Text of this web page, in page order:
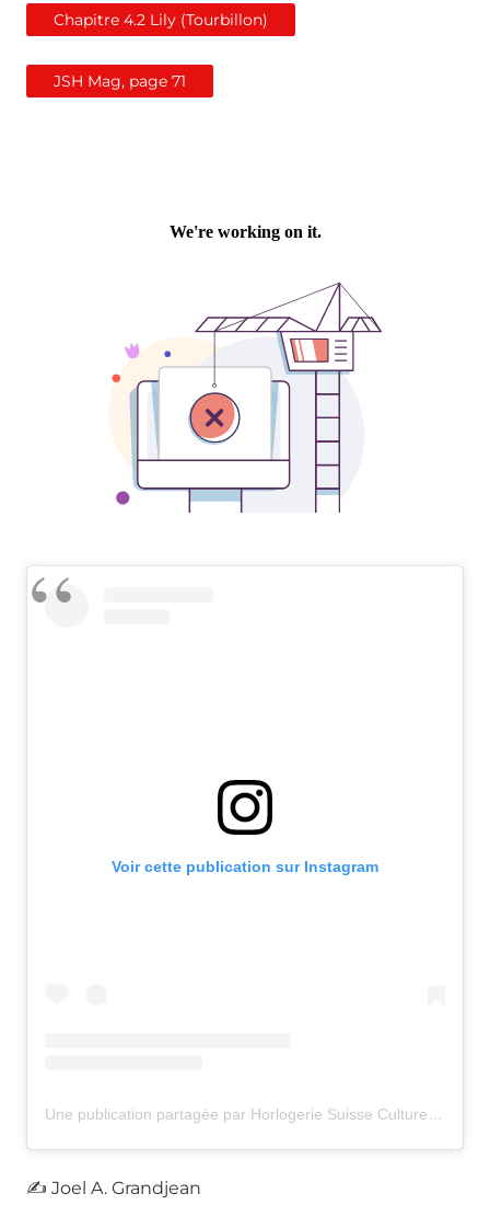
Chapitre 4.2 Lily (Tourbillon)
JSH Mag, page 71
Voir cette publication sur Instagram
✍ Joel A. Grandjean